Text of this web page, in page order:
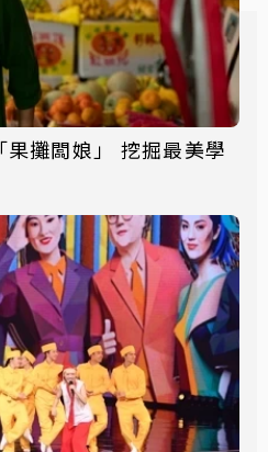
攤闆娘」 挖掘最美學